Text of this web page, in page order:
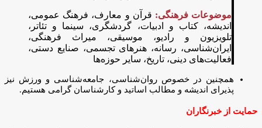
موضوعات فرهنگی: قرآن و معارف، فرهنگ عمومی،
اندیشه، کتاب و ادبیات، گردشگری، سینما و تئاتر،
تلویزیون و رادیو، موسیقی، میراث فرهنگی،
ایران‌شناسی، رسانه، هنرهای تجسمی، صنایع دستی،
فعالیت‌های دینی، تاریخ، سایر حوزه‌ها
همچنین در خصوص روان‌شناسی، جامعه‌شناسی و ورزش نیز
پذیرای اندیشه و مطالب اساتید و کارشناسان گرامی هستیم.
حمایت از خبرنگاران